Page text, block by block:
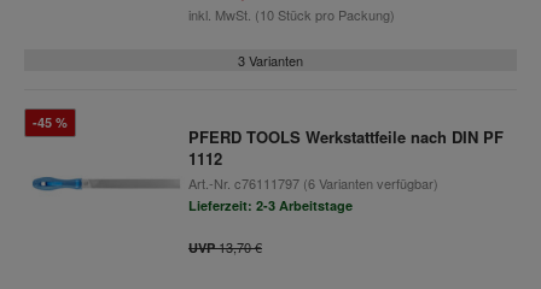
inkl. MwSt. (10 Stück pro Packung)
3 Varianten
-45 %
PFERD TOOLS Werkstattfeile nach DIN PF
1112
Art.-Nr. c76111797(6 Varianten verfügbar)
Lieferzeit: 2-3 Arbeitstage
UVP13,70 €